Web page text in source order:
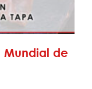
Mundial de